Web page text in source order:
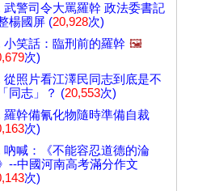
武警司令大罵羅幹 政法委書記
楊國屏 (20,928次)
小笑話：臨刑前的羅幹 🖼️
次)
從照片看江澤民同志到底是不
同志」？ (20,553次)
羅幹備氰化物隨時準備自裁
次)
吶喊：《不能容忍道德的淪
--中國河南高考滿分作文
次)